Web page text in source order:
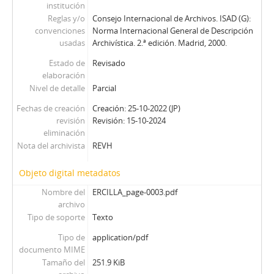
01673 - Revista Ercilla. Año XXXIII, N° 1673
01674 - Revista Ercilla. Año XXXIII, N° 1674
01675 - Revista Ercilla. Año XXXIII, N° 1675
01676 - Revista Ercilla. Año XXXIII, N° 1676
01677 - Revista Ercilla. Año XXXIII, N° 1677
01678 - Revista Ercilla. Año XXXIII, N° 1678
01679 - Revista Ercilla. Año XXXIII, N° 1679
01680 - Revista Ercilla. Año XXXIII, N° 1680
01681 - Revista Ercilla. Año XXXII, N° 1681
01682 - Revista Ercilla. Año XXXIII, N° 1682
01683 - Revista Ercilla. Año XXXIII, N° 1683
01689 - Revista Ercilla. Año XXXIII, N° 1689
01690 - Revista Ercilla. Año XXXIII, N° 1690
01691-1 - Revista Ercilla. Año XXXIII, N° 1691
01692 - Revista Ercilla. Año XXXIII, N° 1692
01693 - Revista Ercilla. Año XXXIIi, N° 1693
institución
Reglas y/o
convenciones
usadas
Consejo Internacional de Archivos. ISAD (G):
Norma Internacional General de Descripción
Archivística. 2.ª edición. Madrid, 2000.
Estado de
elaboración
Revisado
Nivel de detalle
Parcial
Fechas de creación
revisión
eliminación
Creación: 25-10-2022 (JP)
Revisión: 15-10-2024
Nota del archivista REVH
Objeto digital metadatos
Nombre del
archivo
ERCILLA_page-0003.pdf
Tipo de soporte
Texto
Tipo de
documento MIME
application/pdf
Tamaño del
251.9 KiB